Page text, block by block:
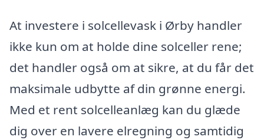
At investere i solcellevask i Ørby handler
ikke kun om at holde dine solceller rene;
det handler også om at sikre, at du får det
maksimale udbytte af din grønne energi.
Med et rent solcelleanlæg kan du glæde
dig over en lavere elregning og samtidig